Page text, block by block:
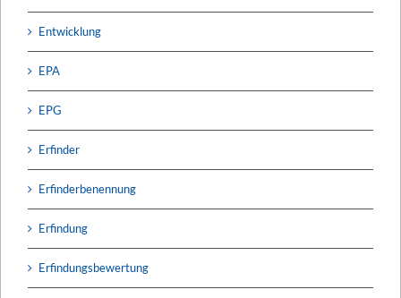
Entwicklung
EPA
EPG
Erfinder
Erfinderbenennung
Erfindung
Erfindungsbewertung